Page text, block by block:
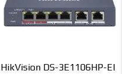
HikVision DS-3E1106HP-EI